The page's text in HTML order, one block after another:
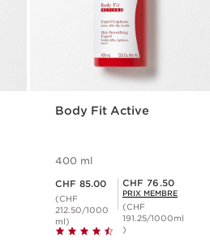
Body Fit Active
400 ml
CHF 85.00
(CHF
212.50/1000
ml)
Prix Sérénité CHF 76.50
CHF 76.50
PRIX MEMBRE
(CHF
191.25/1000ml
)